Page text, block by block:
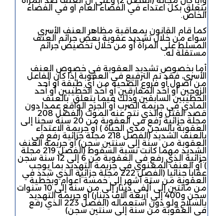
يتعلق بكل اعتداء في الفضاء العام او في الفضاء
الخاص.
كما قام القانون بمعاقبة مظاهر العنف الأسري
سواء من خلال تشديد عقوبة بعض جرائم العنف
المسلط على المرأة أو من خلال تخصيص جرائم
مستقلة له.
أما بخصوص تشديد العقوبة في خصوص العنف
الأسري، فقد تم الترفيع في العقوبة إذا كان الفاعل
من أصول أو فروع الضحية من أي طبقة أو أحد
الزوجين أو أحد المفارقين أو أحد الخطيبين أو أحد
الخطيبين السابقين وذلك فيما يتعلق بالعنف
المادي في جريمة الضرب أو الجرح الواقع عمدا دون
قصد القتل والذي نتج عنه الموت (الفصل 208
مجلة جزائية رفع في العقوبة من 20 سنة سجنا إلى
العقوبة بالسجن مدى الحياة ) أو جريمة الاعتداء
بالعنف الشديد (الفصل 218 مجلة جزائية رفع في
العقوبة من سنة إلى سنتين سجن) أو جريمة العنف
الشديد مهما كانت نسبة السقوط (الفصل 219 مجلة
جزائية الذي رفع في العقوبة من 6 إلى 12 سنة سجن
) أو العنف المعنوي في جريمة التهديد بما يوجب
عقابا جنائيا (الفصل 222 مجلة جزائية الذي شدد في
العقوبة من ستة أشهر إلى خمسة أعوام وبخطية
من مائتين إلى ألفي دينار إلى من سنة إلى 10 سنوات
سجن و400 إلى أربعة آلاف دينار) أو جريمة التهديد
بالسلاح ولو دون استعماله (الفصل 223 الذي رفع
في العقوبة من سنة إلى سنتين سجن)